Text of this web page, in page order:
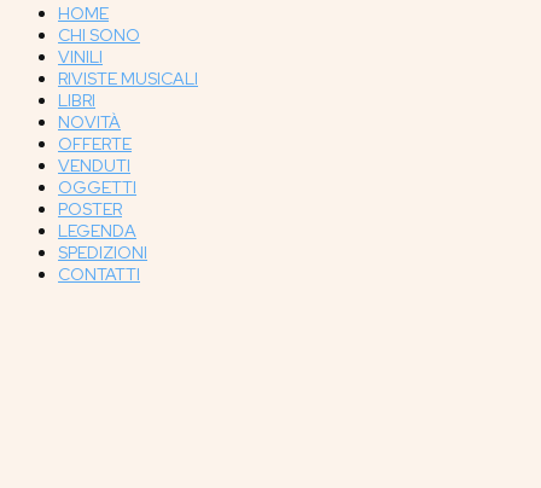
HOME
CHI SONO
VINILI
RIVISTE MUSICALI
LIBRI
NOVITÀ
OFFERTE
VENDUTI
OGGETTI
POSTER
LEGENDA
SPEDIZIONI
CONTATTI